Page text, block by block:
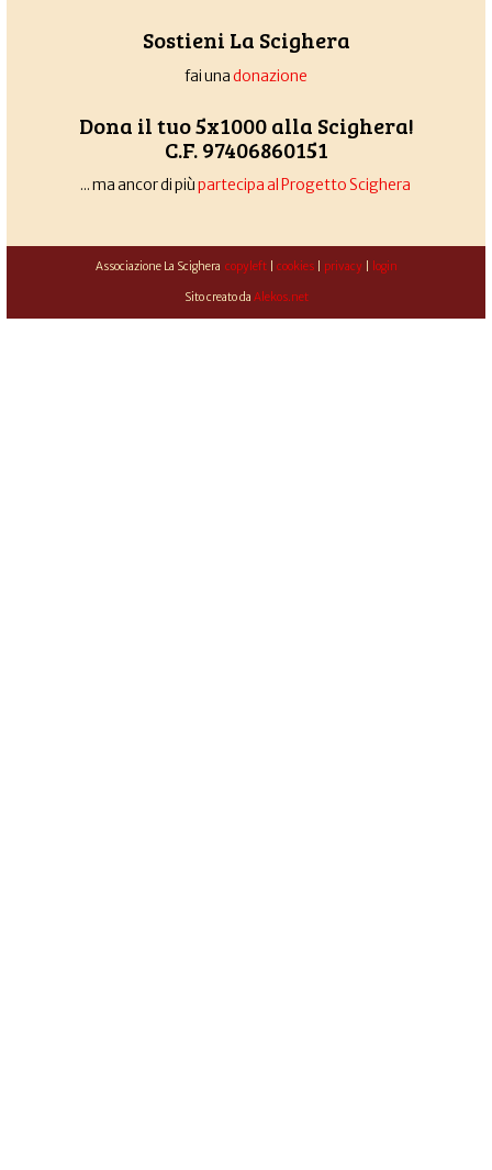
Sostieni La Scighera
fai unadonazione
Dona il tuo 5x1000 alla Scighera!
C.F. 97406860151
... ma ancor di piùpartecipa al Progetto Scighera
Associazione La Scighera copyleft| cookies| privacy| login
Sito creato da Alekos.net